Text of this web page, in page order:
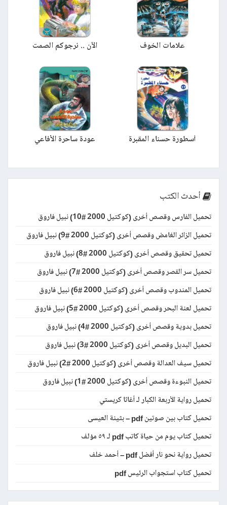
علامات الخوف الآن .. نرجوكم الصمت
أسطورة حسناء المقبرة عودة ساحرة الأفاعي
أحدث الكتب
تحميل الفارس وقصص أخرى (كوكتيل 2000 #10) نبيل فاروق
تحميل الزائر الغامض وقصص أخرى (كوكتيل 2000 #9) نبيل فاروق
تحميل تحقيق وقصص أخرى (كوكتيل 2000 #8) نبيل فاروق
تحميل سر القصر وقصص أخرى (كوكتيل 2000 #7) نبيل فاروق
تحميل المندوب وقصص أخرى (كوكتيل 2000 #6) نبيل فاروق
تحميل لعنة البحر وقصص أخرى (كوكتيل 2000 #5) نبيل فاروق
تحميل بدوية وقصص أخرى (كوكتيل 2000 #4) نبيل فاروق
تحميل البديل وقصص أخرى (كوكتيل 2000 #3) نبيل فاروق
تحميل سيف العدالة وقصص أخرى (كوكتيل 2000 #2) نبيل فاروق
تحميل النبوءة وقصص أخرى (كوكتيل 2000 #1) نبيل فاروق
تحميل رواية الأربعة الكبار لـ أغاثا كريستي
تحميل كتاب بين صوتين pdf – بثينة العيسى
تحميل كتاب يوم من حياة كاتب pdf لـ ٥٩ مؤلف
تحميل رواية نحو نار أفضل pdf – أحمد خلف
تحميل كتاب استجواب الرئيس pdf